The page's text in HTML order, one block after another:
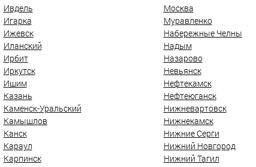
Ивдель
Игарка
Ижевск
Иланский
Ирбит
Иркутск
Ишим
Казань
Каменск-Уральский
Камышлов
Канск
Караул
Карпинск
Москва
Муравленко
Набережные Челны
Надым
Назарово
Невьянск
Нефтекамск
Нефтеюганск
Нижневартовск
Нижнекамск
Нижние Серги
Нижний Новгород
Нижний Тагил